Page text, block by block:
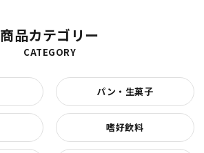
商品カテゴリー
CATEGORY
パン・生菓子
嗜好飲料